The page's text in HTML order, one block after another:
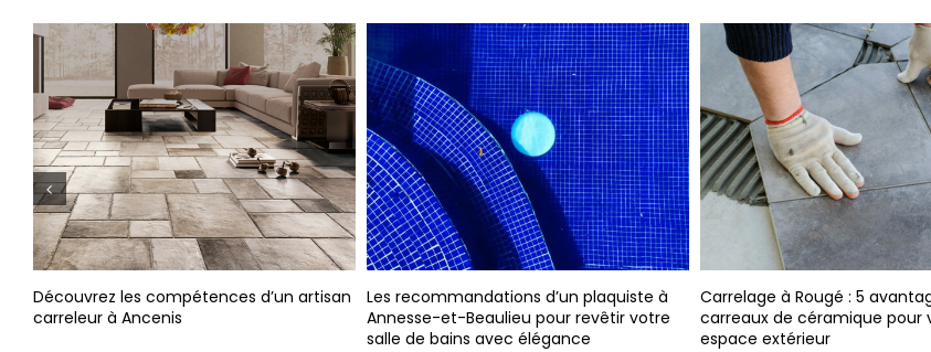
les compétences d’un artisan
Ancenis
Les recommandations d’un plaquiste à
Annesse-et-Beaulieu pour revêtir votre
salle de bains avec élégance
Carrelage à Rougé : 5 avantages des
carreaux de céramique pour votre
espace extérieur